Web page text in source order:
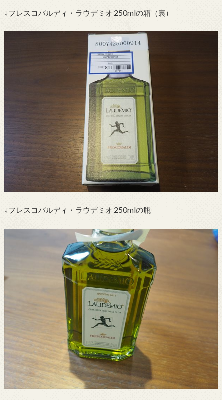
↓フレスコバルディ・ラウデミオ 250mlの箱（裏）
↓フレスコバルディ・ラウデミオ 250mlの瓶